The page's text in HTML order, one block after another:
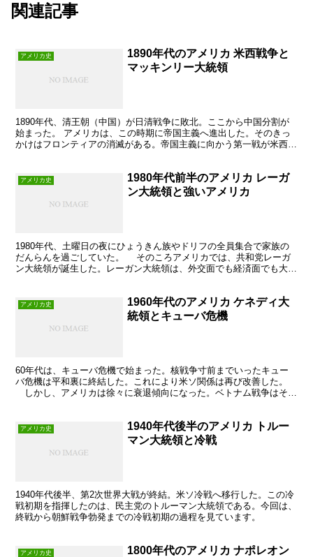
関連記事
アメリカ史
1890年代のアメリカ 米西戦争と
マッキンリー大統領
1890年代、清王朝（中国）が日清戦争に敗北。ここから中国分割が
始まった。 アメリカは、この時期に帝国主義へ進出した。そのきっ
かけはフロンティアの消滅がある。帝国主義に向かう第一戦が米西戦
アメリカ史
1980年代前半のアメリカ レーガ
ン大統領と強いアメリカ
1980年代、土曜日の夜にひょうきん族やドリフの全員集合で家族の
だんらんを過ごしていた。 そのころアメリカでは、共和党レーガ
ン大統領が誕生した。レーガン大統領は、外交面でも経済面でも大き
アメリカ史
1960年代のアメリカ ケネディ大
統領とキューバ危機
60年代は、キューバ危機で始まった。核戦争寸前までいったキュー
バ危機は平和裏に終結した。これにより米ソ関係は再び改善した。
しかし、アメリカは徐々に衰退傾向になった。ベトナム戦争はそれ
アメリカ史
1940年代後半のアメリカ トルー
マン大統領と冷戦
1940年代後半、第2次世界大戦が終結。米ソ冷戦へ移行した。この冷
戦初期を指揮したのは、民主党のトルーマン大統領である。今回は、
終戦から朝鮮戦争勃発までの冷戦初期の過程を見ています。
アメリカ史
1800年代のアメリカ ナポレオン